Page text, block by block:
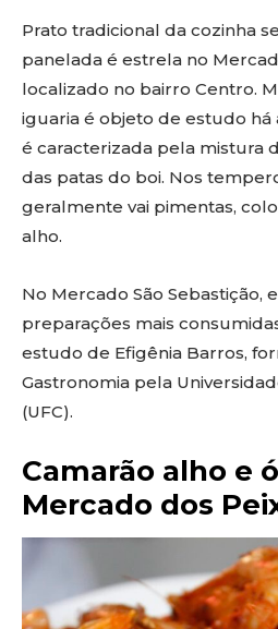
Prato tradicional da cozinha
panelada é estrela no
localizado no bairro Centro.
iguaria é objeto de estudo há
é caracterizada pela mistura
das patas do boi. Nos
geralmente vai pimentas,
alho.
No Mercado São Sebastição,
preparações mais
estudo de Efigênia Barros,
Gastronomia pela
(UFC).
Camarão alho e
Mercado dos